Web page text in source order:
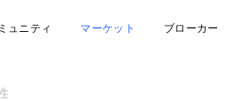
ュニティ マーケット ブローカー